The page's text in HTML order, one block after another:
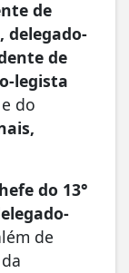
de
delegado-
de
legista
do
do 13°
de